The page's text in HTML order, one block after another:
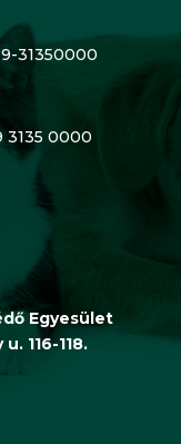
31350000
3135 0000
Egyesület
116-118.